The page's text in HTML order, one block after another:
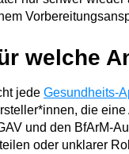
welche
jede Gesundheits-
die
und den BfArM-
oder unklarer